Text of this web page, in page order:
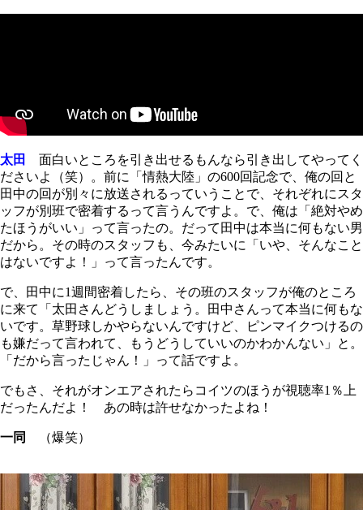
太田
面白いところを引き出せるもんなら引き出してやってく
ださいよ（笑）。前に「情熱大陸」の600回記念で、俺の回と
田中の回が別々に放送されるっていうことで、それぞれにスタ
ッフが別班で密着するって言うんですよ。で、俺は「絶対やめ
たほうがいい」って言ったの。だって田中は本当に何もない男
だから。その時のスタッフも、今みたいに「いや、そんなこと
はないですよ！」って言ったんです。
で、田中に1週間密着したら、その班のスタッフが俺のところ
に来て「太田さんどうしましょう。田中さんって本当に何もな
いです。草野球しかやらないんですけど、ピンマイクつけるの
も嫌だって言われて、もうどうしていいのかわかんない」と。
「だから言ったじゃん！」って話ですよ。
でもさ、それがオンエアされたらコイツのほうが視聴率1％上
だったんだよ！ あの時は許せなかったよね！
一同 （爆笑）